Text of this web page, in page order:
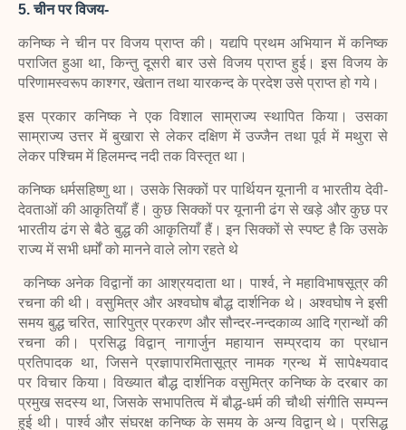
5.चीन पर विजय-
कनिष्क ने चीन पर विजय प्राप्त की। यद्यपि प्रथम अभियान में कनिष्क
पराजित हुआ था, किन्तु दूसरी बार उसे विजय प्राप्त हुई। इस विजय के
परिणामस्वरूप काश्गर, खेतान तथा यारकन्द के प्रदेश उसे प्राप्त हो गये।
इस प्रकार कनिष्क ने एक विशाल साम्राज्य स्थापित किया। उसका
साम्राज्य उत्तर में बुखारा से लेकर दक्षिण में उज्जैन तथा पूर्व में मथुरा से
लेकर पश्चिम में हिलमन्द नदी तक विस्तृत था।
कनिष्क धर्मसहिष्णु था। उसके सिक्कों पर पार्थियन यूनानी व भारतीय देवी-
देवताओं की आकृतियाँ हैं। कुछ सिक्कों पर यूनानी ढंग से खड़े और कुछ पर
भारतीय ढंग से बैठे बुद्ध की आकृतियाँ हैं। इन सिक्कों से स्पष्ट है कि उसके
राज्य में सभी धर्मों को मानने वाले लोग रहते थे
कनिष्क अनेक विद्वानों का आश्रयदाता था। पार्श्व, ने महाविभाषसूत्र की
रचना की थी। वसुमित्र और अश्वघोष बौद्ध दार्शनिक थे। अश्वघोष ने इसी
समय बुद्ध चरित, सारिपुत्र प्रकरण और सौन्दर-नन्दकाव्य आदि ग्रान्थों की
रचना की। प्रसिद्ध विद्वान् नागार्जुन महायान सम्प्रदाय का प्रधान
प्रतिपादक था, जिसने प्रज्ञापारमितासूत्र नामक ग्रन्थ में सापेक्ष्यवाद
पर विचार किया। विख्यात बौद्ध दार्शनिक वसुमित्र कनिष्क के दरबार का
प्रमुख सदस्य था, जिसके सभापतित्व में बौद्ध-धर्म की चौथी संगीति सम्पन्न
हुई थी। पार्श्व और संघरक्ष कनिष्क के समय के अन्य विद्वान् थे। प्रसिद्ध